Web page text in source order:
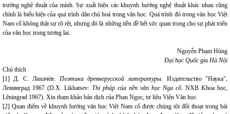
trường nghệ thuật của mình. Sự xuất hiện các khuynh hướng nghệ thuật khác nhau cũng
chính là biểu hiện của quá trình dân chủ hoá trong văn học. Quá trình đó trong văn học Việt
Nam cổ không thật sự rõ rệt, nhưng đó là những tiền đề hết sức quan trọng cho sự phát triển
của văn học trong tương lai.
Nguyễn Phạm Hùng
Đại học Quốc gia Hà Nội
Chú thích
[1] Д. С. Лихачёв: Поэтика древнерусской литературы. Издательство "Наука",
Ленинград 1967 (D.X. Likhatsev: Thi pháp của nền văn học Nga cổ. NXB Khoa học,
Lêningrad 1967). Xin tham khảo bản dịch của Phan Ngọc, tư liệu Viện Văn học.
[2] Quan điểm về khuynh hướng văn học Việt Nam cổ được chúng tôi đối thoại trong bài